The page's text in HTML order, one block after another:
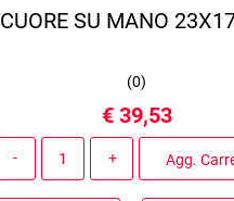
CUORE SU MANO
(0)
€ 39,53
Agg.